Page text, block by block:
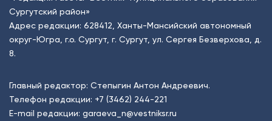
Сургутский район»
Адрес редакции: 628412, Ханты-Мансийский автономный
округ-Югра, г.о. Сургут, г. Сургут, ул. Сергея Безверхова, д.
8.
Главный редактор: Степыгин Антон Андреевич.
Телефон редакции: +7 (3462) 244-221
E-mail редакции: garaeva_n@vestniksr.ru